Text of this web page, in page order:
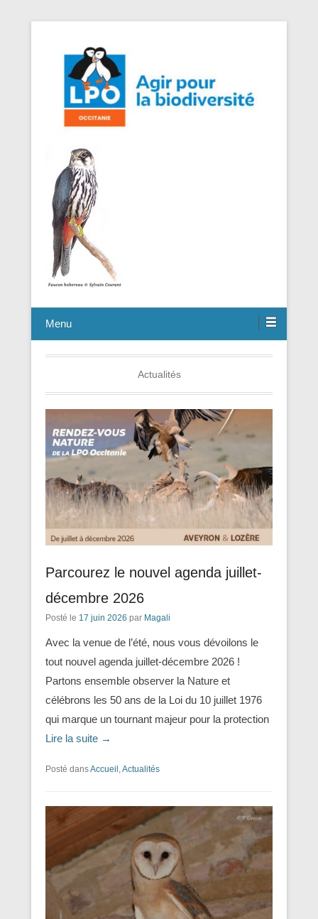
LPO Occitanie DT Aveyron
Menu
Actualités
Parcourez le nouvel agenda juillet-
décembre 2026
Posté le 17 juin 2026 par Magali
Avec la venue de l’été, nous vous dévoilons le
tout nouvel agenda juillet-décembre 2026 !
Partons ensemble observer la Nature et
célébrons les 50 ans de la Loi du 10 juillet 1976
qui marque un tournant majeur pour la protection
Lire la suite →
Posté dansAccueil ,Actualités